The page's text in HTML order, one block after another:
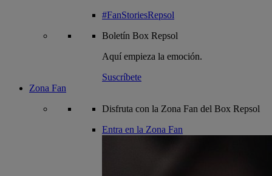
#FanStoriesRepsol
Boletín Box Repsol
Aquí empieza la emoción.
Suscríbete
Zona Fan
Disfruta con la Zona Fan del Box Repsol
Entra en la Zona Fan